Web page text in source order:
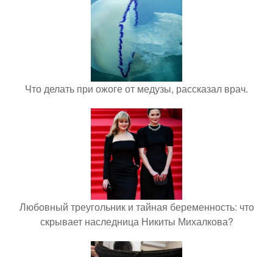
Что делать при ожоге от медузы, рассказал врач.
Любовный треугольник и тайная беременность: что
скрывает наследница Никиты Михалкова?